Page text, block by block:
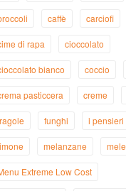
caffè carciofi
di rapa cioccolato
bianco coccio
pasticcera creme
funghi i pensieri
melanzane mele
Extreme Low Cost